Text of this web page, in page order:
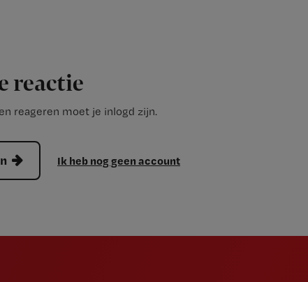
reactie
reageren moet je inlogd zijn.
Ik heb nog geen account